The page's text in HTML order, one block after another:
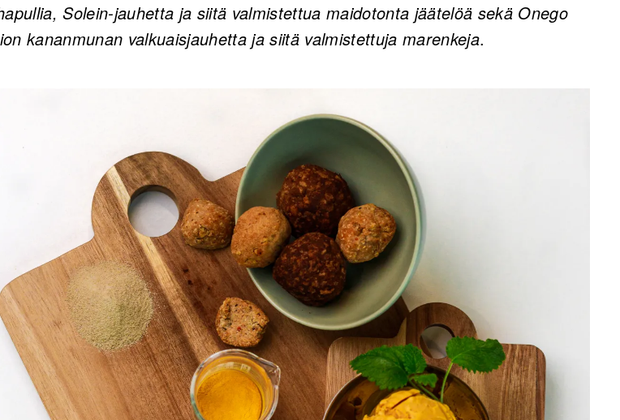
Solein-jauhetta ja siitä valmistettua maidotonta jäätelöä sekä Onego
kananmunan valkuaisjauhetta ja siitä valmistettuja marenkeja.